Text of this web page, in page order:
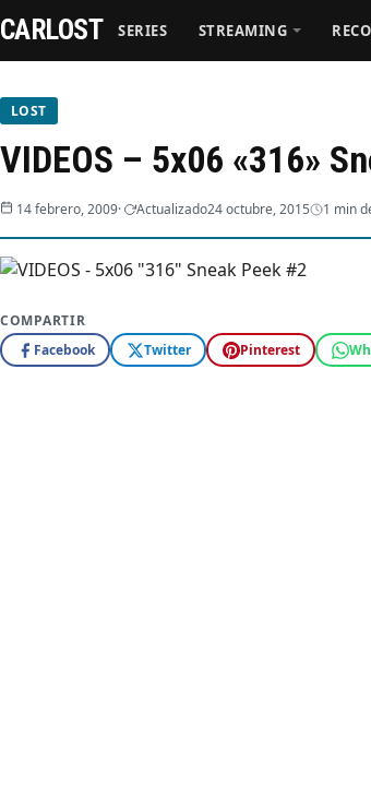
Series
Streaming
Webisodios
CARLOST SERIES STREAMING
LOST
VIDEOS – 5x06 «316»
14 febrero, 2009 Actualizado24 octubre, 2015 1 min
COMPARTIR
Facebook
Twitter Pinterest